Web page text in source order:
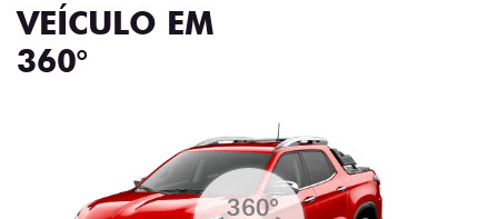
VEÍCULO EM
360°